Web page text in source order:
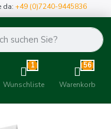
da:+49 (0)7240-9445836
1
Wunschliste
56
Warenkorb